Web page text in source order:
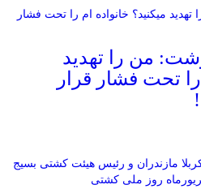
من را تهدید
را‌ تحت فشار قرار
کربلا مازندران و رئیس هیئت کشتی بسیج